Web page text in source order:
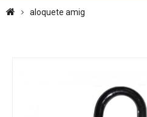
aloquete amig